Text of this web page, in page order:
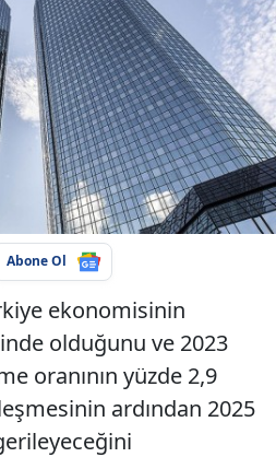
Abone Ol
ekonomisinin
olduğunu ve 2023
oranının yüzde 2,9
ardından 2025